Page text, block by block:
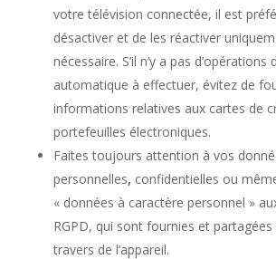
votre télévision connectée, il est
désactiver et de les réactiver
nécessaire. S’il n’y a pas
automatique à effectuer, évitez de
informations relatives aux cartes de
portefeuilles électroniques.
Faites toujours attention à vos
personnelles, confidentielles ou
« données à caractère personnel »
RGPD, qui sont fournies et
travers de l’appareil.